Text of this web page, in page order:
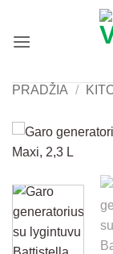
content
PRADŽIA /